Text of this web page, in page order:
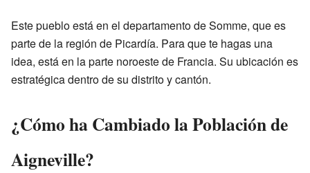
Este pueblo está en el departamento de Somme, que es
parte de la región de Picardía. Para que te hagas una
idea, está en la parte noroeste de Francia. Su ubicación es
estratégica dentro de su distrito y cantón.
¿Cómo ha Cambiado la Población de
Aigneville?